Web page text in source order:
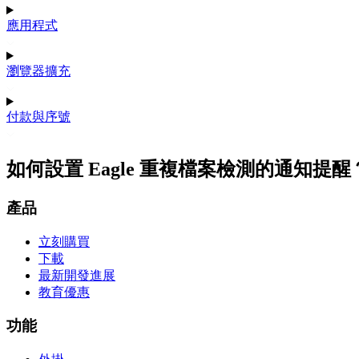
應用程式
瀏覽器擴充
付款與序號
如何設置 Eagle 重複檔案檢測的通知提醒
產品
立刻購買
下載
最新開發進展
教育優惠
功能